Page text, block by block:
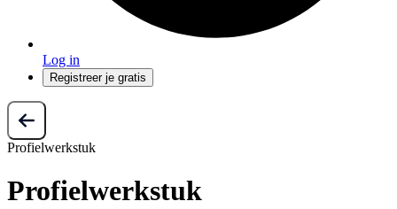
Log in
Registreer je gratis
Profielwerkstuk
Profielwerkstuk